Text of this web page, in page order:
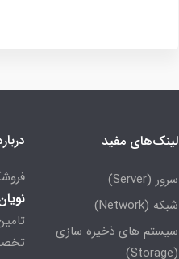
لینک‌های مفید
سرور (Server)
شبکه (Network)
سیستم های ذخیره سازی
(Storage)